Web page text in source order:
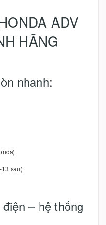
ADV
HÃNG
nhanh:
13 sau)
– hệ thống